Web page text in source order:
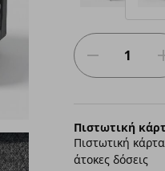
Πιστωτική
Πιστωτική
άτοκες δόσεις